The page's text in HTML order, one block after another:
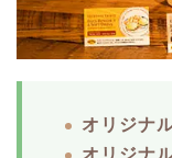
オリジナ
オリジナ